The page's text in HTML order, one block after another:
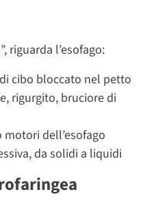
riguarda l’esofago:
cibo bloccato nel petto
rigurgito, bruciore di
dell’esofago
da solidi a liquidi